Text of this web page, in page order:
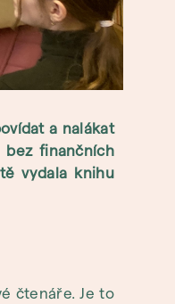
a nalákat
finančních
vydala knihu
čtenáře. Je to